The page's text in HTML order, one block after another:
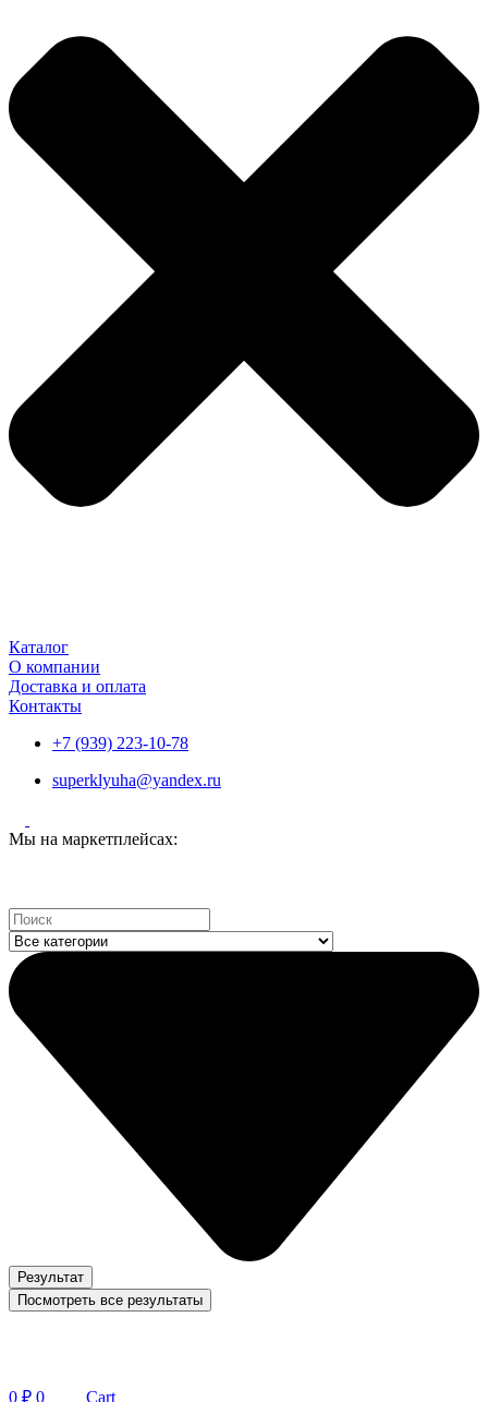
Каталог
О компании
Доставка и оплата
Контакты
+7 (939) 223-10-78
superklyuha@yandex.ru
Мы на маркетплейсах:
Search
...
Результат
Посмотреть все результаты
0 ₽ 0 Cart